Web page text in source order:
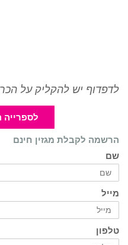
לדפדוף יש להקליק על
לספרייה
הרשמה לקבלת מגזין חינם
שם
מייל
טלפון